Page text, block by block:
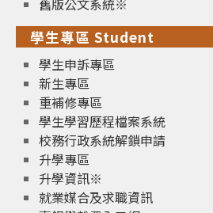
舊版公文系統※
學生專區 Student
學生申訴專區
新生專區
重補修專區
學生學習歷程檔案系統
校務行政系統解鎖申請
升學專區
升學資訊※
就業媒合及求職資訊